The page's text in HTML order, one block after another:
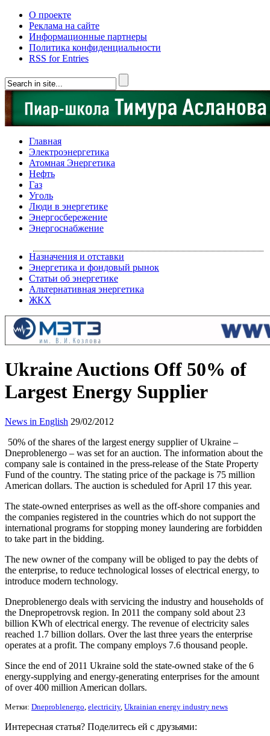
О проекте
Реклама на сайте
Информационные партнеры
Политика конфиденциальности
RSS for Entries
Главная
Электроэнергетика
Атомная Энергетика
Нефть
Газ
Уголь
Люди в энергетике
Энергосбережение
Энергоснабжение
Назначения и отставки
Энергетика и фондовый рынок
Статьи об энергетике
Альтернативная энергетика
ЖКХ
Ukraine Auctions Off 50% of
Largest Energy Supplier
News in English 29/02/2012
50% of the shares of the largest energy supplier of Ukraine –
Dneproblenergo – was set for an auction. The information about the
company sale is contained in the press-release of the State Property
Fund of the country. The stating price of the package is 75 million
American dollars. The auction is scheduled for April 17 this year.
The state-owned enterprises as well as the off-shore companies and
the companies registered in the countries which do not support the
international programs for stopping money laundering are forbidden
to take part in the bidding.
The new owner of the company will be obliged to pay the debts of
the enterprise, to reduce technological losses of electrical energy, to
introduce modern technology.
Dneproblenergo deals with servicing the industry and households of
the Dnepropetrovsk region. In 2011 the company sold about 23
billion KWh of electrical energy. The revenue of electricity sales
reached 1.7 billion dollars. Over the last three years the enterprise
operates at a profit. The company employs 7.6 thousand people.
Since the end of 2011 Ukraine sold the state-owned stake of the 6
energy-supplying and energy-generating enterprises for the amount
of over 400 million American dollars.
Метки: Dneproblenergo, electricity, Ukrainian energy industry news
Интересная статья? Поделитесь ей с друзьями: